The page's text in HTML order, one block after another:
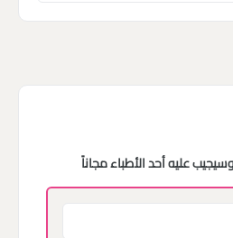
عليه أحد الأطباء مجاناً